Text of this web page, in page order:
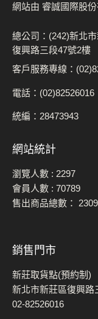
網站由 睿誠國際股
總公司：(242)新北
復興路三段47號2樓
客戶服務專線：
電話：(02)82526016
統編：28473943
網站統計
瀏覽人數 : 2297
會員人數 : 70789
售出商品總數：
銷售門市
新莊取貨點(預約制)
新北市新莊區復興路
02-82526016